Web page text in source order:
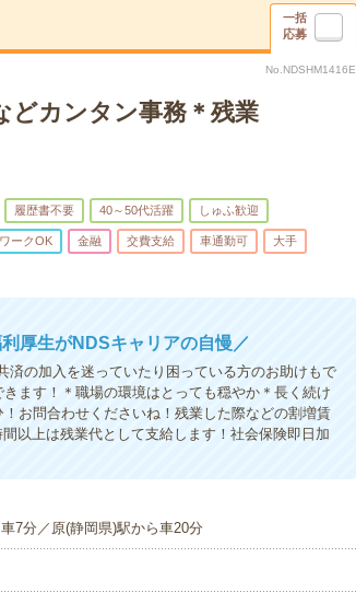
一括
応募
No.NDSHM1416E
どカンタン事務＊残業
履歴書不要 40～50代活躍 しゅふ歓迎
ークOK 金融 交費支給 車通勤可 大手
厚生がNDSキャリアの自慢／
の加入を迷っていたり困っている方のお助けもで
ます！＊職場の環境はとっても穏やか＊長く続け
お問合わせくださいね！残業した際などの割増賃
以上は残業代として支給します！社会保険即日加
7分／原(静岡県)駅から車20分